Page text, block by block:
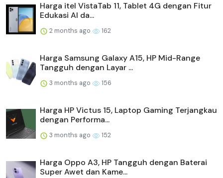
Harga itel VistaTab 11, Tablet 4G dengan Fitur
Edukasi AI da...
2 months ago 162
Harga Samsung Galaxy A15, HP Mid-Range
Tangguh dengan Layar ...
3 months ago 156
Harga HP Victus 15, Laptop Gaming Terjangkau
dengan Performa...
3 months ago 152
Harga Oppo A3, HP Tangguh dengan Baterai
Super Awet dan Kame...